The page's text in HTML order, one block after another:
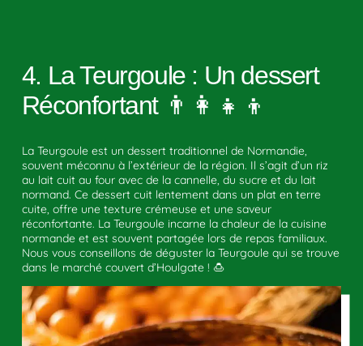
4. La Teurgoule : Un dessert
Réconfortant 👨‍👩‍👧‍👦
La Teurgoule est un dessert traditionnel de Normandie,
souvent méconnu à l’extérieur de la région. Il s’agit d’un riz
au lait cuit au four avec de la cannelle, du sucre et du lait
normand. Ce dessert cuit lentement dans un plat en terre
cuite, offre une texture crémeuse et une saveur
réconfortante. La Teurgoule incarne la chaleur de la cuisine
normande et est souvent partagée lors de repas familiaux.
Nous vous conseillons de déguster la Teurgoule qui se trouve
dans le marché couvert d’Houlgate ! 🍮